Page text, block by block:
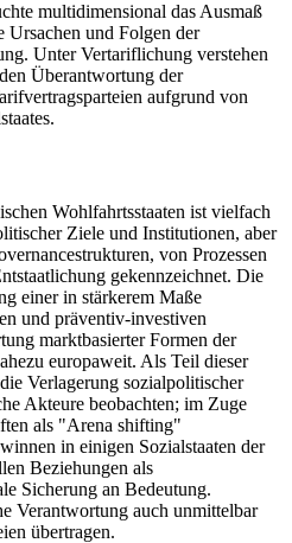
multidimensional das Ausmaß
und Folgen der
Unter Vertariflichung verstehen
Überantwortung der
aufgrund von
Wohlfahrtsstaaten ist vielfach
Ziele und Institutionen, aber
von Prozessen
gekennzeichnet. Die
einer in stärkerem Maße
und präventiv-investiven
marktbasierter Formen der
europaweit. Als Teil dieser
Verlagerung sozialpolitischer
Akteure beobachten; im Zuge
als "Arena shifting"
in einigen Sozialstaaten der
Beziehungen als
Sicherung an Bedeutung.
Verantwortung auch unmittelbar
übertragen.